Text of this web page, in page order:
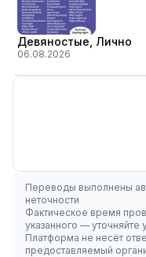
Девяностые, Лично
06.08.2026
Переводы выполнены
неточности
Фактическое время
указанного — уточняйте
Платформа не несёт
предоставляемый